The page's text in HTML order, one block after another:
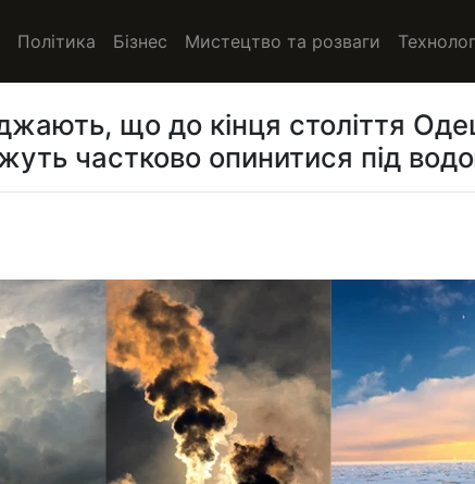
Політика Бізнес Мистецтво та розваги
що до кінця століття
частково опинитися під